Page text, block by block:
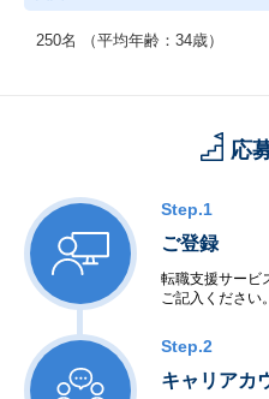
【２】先端技術・マーケティン
250名 （平均年齢：34歳）
応
Step.1
ご登録
転職支援サービ
ご記入ください。
Step.2
キャリアカ